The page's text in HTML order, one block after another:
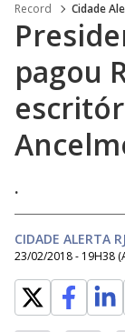
Record Cidade
pagou
.
CIDADE ALERTA RJ
23/02/2018 - 19H38